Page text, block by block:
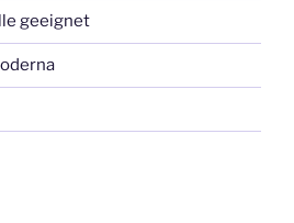
geeignet